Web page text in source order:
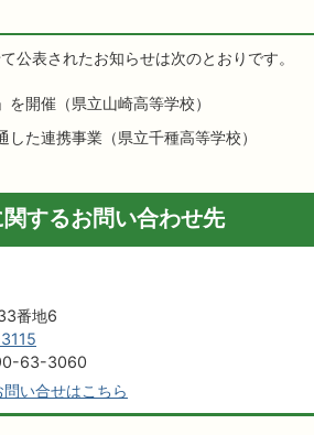
公表されたお知らせは次のとおりです。
を開催（県立山崎高等学校）
した連携事業（県立千種高等学校）
するお問い合わせ先
番地6
63-3060
い合せはこちら